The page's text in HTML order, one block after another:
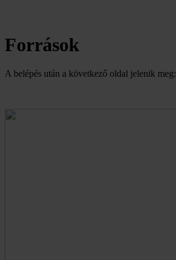
Források
A belépés után a következő oldal jelenik meg: